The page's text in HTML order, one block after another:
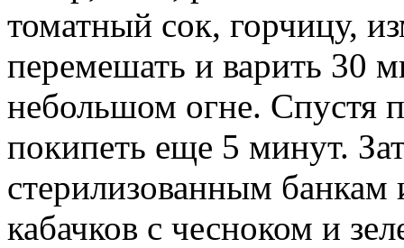
томатный сок, горчицу,
перемешать и варить 30
небольшом огне. Спустя
покипеть еще 5 минут.
стерилизованным банкам
кабачков с чесноком и